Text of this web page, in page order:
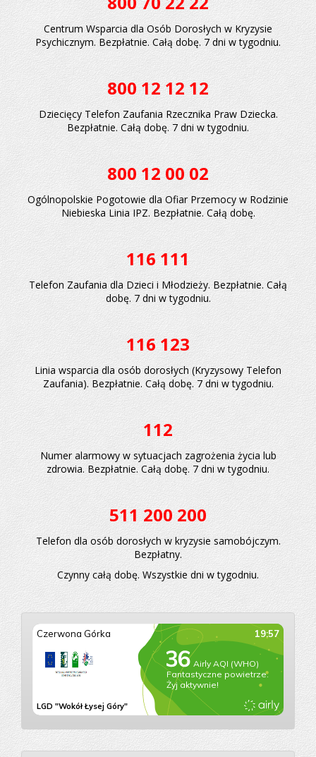
Centrum Wsparcia dla Osób Dorosłych w Kryzysie
Psychicznym. Bezpłatnie. Całą dobę. 7 dni w tygodniu.
800 12 12 12
Dziecięcy Telefon Zaufania Rzecznika Praw Dziecka.
Bezpłatnie. Całą dobę. 7 dni w tygodniu.
800 12 00 02
Ogólnopolskie Pogotowie dla Ofiar Przemocy w Rodzinie
Niebieska Linia IPZ. Bezpłatnie. Całą dobę.
116 111
Telefon Zaufania dla Dzieci i Młodzieży. Bezpłatnie. Całą
dobę. 7 dni w tygodniu.
116 123
Linia wsparcia dla osób dorosłych (Kryzysowy Telefon
Zaufania). Bezpłatnie. Całą dobę. 7 dni w tygodniu.
112
Numer alarmowy w sytuacjach zagrożenia życia lub
zdrowia. Bezpłatnie. Całą dobę. 7 dni w tygodniu.
511 200 200
Telefon dla osób dorosłych w kryzysie samobójczym.
Bezpłatny.
Czynny całą dobę. Wszystkie dni w tygodniu.